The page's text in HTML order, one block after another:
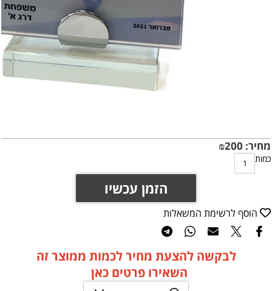
מחיר: ₪200
כמות
הזמן עכשיו
הוסף לרשימת המשאלות
לבקשה להצעת מחיר לכמות ממוצר זה
השאירו פרטים כאן